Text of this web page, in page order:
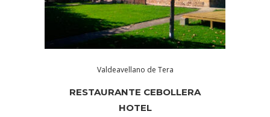
Valdeavellano de Tera
RESTAURANTE CEBOLLERA
HOTEL